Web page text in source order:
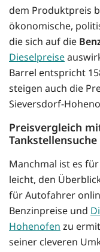
dem Produktpreis
ökonomische,
die sich auf die
Dieselpreise
Barrel entspricht
steigen auch die
Sieversdorf-
Preisvergleich
Manchmal ist es
leicht, den
für Autofahrer
Benzinpreise und
Hohenofen zu
seiner cleveren